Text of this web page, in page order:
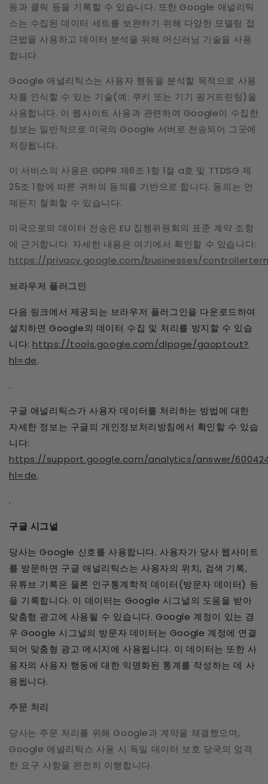
동과 클릭 등을 기록할 수 있습니다. 또한 Google 애널리틱
스는 수집된 데이터 세트를 보완하기 위해 다양한 모델링 접
근법을 사용하고 데이터 분석을 위해 머신러닝 기술을 사용
합니다.
Google 애널리틱스는 사용자 행동을 분석할 목적으로 사용
자를 인식할 수 있는 기술(예: 쿠키 또는 기기 핑거프린팅)을
사용합니다. 이 웹사이트 사용과 관련하여 Google이 수집한
정보는 일반적으로 미국의 Google 서버로 전송되어 그곳에
저장됩니다.
이 서비스의 사용은 GDPR 제6조 1항 1절 a호 및 TTDSG 제
25조 1항에 따른 귀하의 동의를 기반으로 합니다. 동의는 언
제든지 철회할 수 있습니다.
미국으로의 데이터 전송은 EU 집행위원회의 표준 계약 조항
에 근거합니다. 자세한 내용은 여기에서 확인할 수 있습니다:
https://privacy.google.com/businesses/
브라우저 플러그인
다음 링크에서 제공되는 브라우저 플러그인을 다운로드하여
설치하면 Google의 데이터 수집 및 처리를 방지할 수 있습
니다:https://tools.google.com/dlpage/gaoptout?
hl=de.
.
구글 애널리틱스가 사용자 데이터를 처리하는 방법에 대한
자세한 정보는 구글의 개인정보처리방침에서 확인할 수 있습
니다:
https://support.google.com/analytics/answer/
hl=de.
.
구글 시그널
당사는 Google 신호를 사용합니다. 사용자가 당사 웹사이트
를 방문하면 구글 애널리틱스는 사용자의 위치, 검색 기록,
유튜브 기록은 물론 인구통계학적 데이터(방문자 데이터) 등
을 기록합니다. 이 데이터는 Google 시그널의 도움을 받아
맞춤형 광고에 사용될 수 있습니다. Google 계정이 있는 경
우 Google 시그널의 방문자 데이터는 Google 계정에 연결
되어 맞춤형 광고 메시지에 사용됩니다. 이 데이터는 또한 사
용자의 사용자 행동에 대한 익명화된 통계를 작성하는 데 사
용됩니다.
주문 처리
당사는 주문 처리를 위해 Google과 계약을 체결했으며,
Google 애널리틱스 사용 시 독일 데이터 보호 당국의 엄격
한 요구 사항을 완전히 이행합니다.